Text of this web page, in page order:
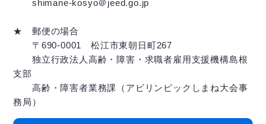
shimane-kosyo＠jeed.go.jp
★ 郵便の場合
〒690-0001 松江市東朝日町267
独立行政法人高齢・障害・求職者雇用支援機構島根
支部
高齢・障害者業務課（アビリンピックしまね大会事
務局）